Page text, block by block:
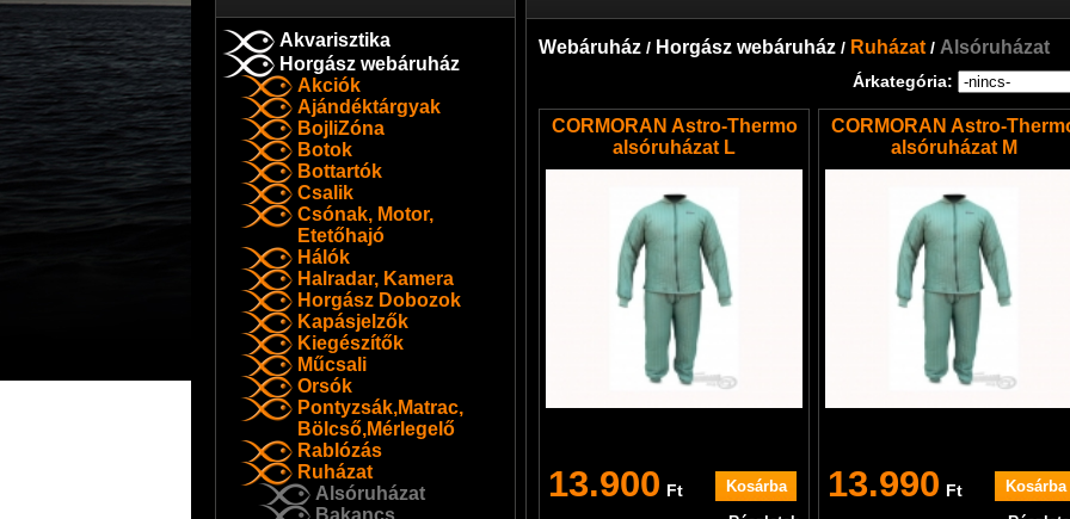
Akvarisztika
Horgász webáruház
Akciók
Ajándéktárgyak
BojliZóna
Botok
Bottartók
Csalik
Csónak, Motor,
Etetőhajó
Hálók
Halradar, Kamera
Horgász Dobozok
Kapásjelzők
Kiegészítők
Műcsali
Orsók
Pontyzsák,Matrac,
Bölcső,Mérlegelő
Rablózás
Ruházat
Alsóruházat
Bakancs
Webáruház / Horgász webáruház / Ruházat / Alsóruházat
Árkategória:
CORMORAN Astro-Thermo
alsóruházat L
13.900 Ft
CORMORAN Astro-
alsóruházat M
13.990 Ft